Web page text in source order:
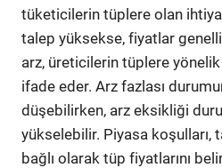
tüketicilerin tüplere olan
talep yüksekse, fiyatlar
arz, üreticilerin tüplere
ifade eder. Arz fazlası
düşebilirken, arz eksikliği
yükselebilir. Piyasa koşulları,
bağlı olarak tüp fiyatlarını